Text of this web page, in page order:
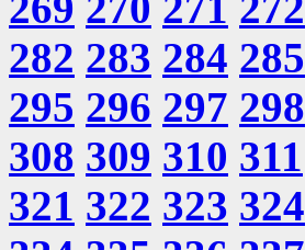
282 283 284 285
295 296 297 298
308 309 310 311
321 322 323 324